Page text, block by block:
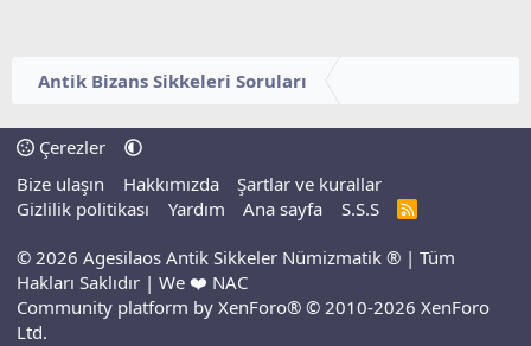
Antik Bizans Sikkeleri Soruları
Çerezler
Bize ulaşın
Hakkımızda
Şartlar ve kurallar
Gizlilik politikası
Yardım Ana sayfa S.S.S
R
S
© 2026 Agesilaos Antik Sikkeler Nümizmatik ® | Tüm
Hakları Saklıdır | We ❤️ NAC
Community platform by XenForo® © 2010-2026 XenForo
Ltd.